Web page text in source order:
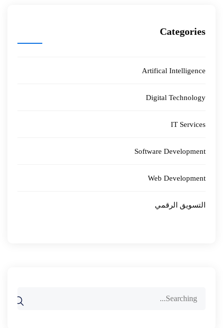
Categories
Artifical Intelligence
Digital Technology
IT Services
Software Development
Web Development
التسويق الرقمي